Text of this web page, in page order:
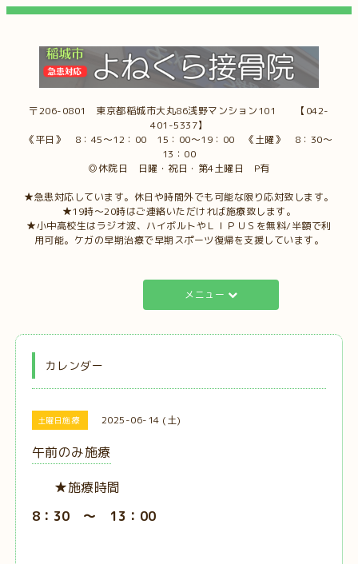
〒206-0801 東京都稲城市大丸86浅野マンション101 【042-
401-5337】
《平日》 8：45～12：00 15：00～19：00 《土曜》 8：30～
13：00
◎休院日 日曜・祝日・第4土曜日 P有
★急患対応しています。休日や時間外でも可能な限り応対致します。
★19時～20時はご連絡いただければ施療致します。
★小中高校生はラジオ波、ハイボルトやＬＩＰＵＳを無料/半額で利
用可能。ケガの早期治療で早期スポーツ復帰を支援しています。
メニュー
カレンダー
土曜日施療 2025-06-14 (土)
午前のみ施療
★施療時間
8：30 ～ 13：00